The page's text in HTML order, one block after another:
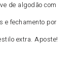
de algodão com
e fechamento por
extra. Aposte!